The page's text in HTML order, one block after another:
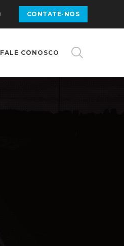
CONTATE-NOS
FALE CONOSCO